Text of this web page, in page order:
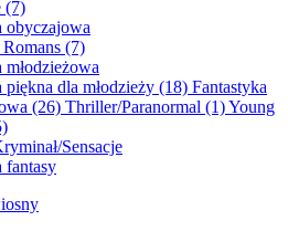
(7)
obyczajowa
(7)
piękna dla młodzieży (18) Fantastyka
(26) Thriller/Paranormal (1)Young
Sensacje
fantasy